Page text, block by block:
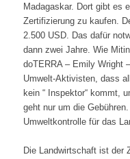
Madagaskar. Dort gibt es
Zertifizierung zu kaufen.
2.500 USD. Das dafür
dann zwei Jahre. Wie
doTERRA – Emily Wright
Umwelt-Aktivisten, dass
kein “ Inspektor“ kommt,
geht nur um die
Umweltkontrolle für das
Die Landwirtschaft ist der